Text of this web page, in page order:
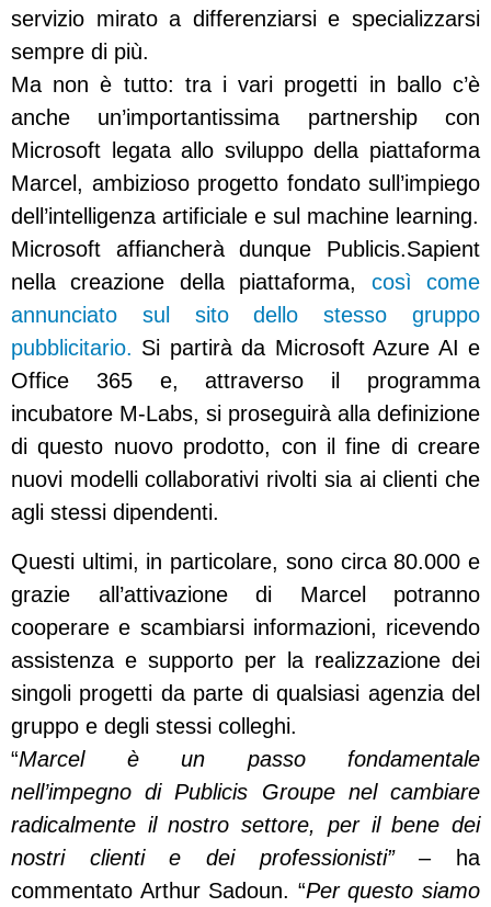
servizio mirato a differenziarsi e specializzarsi
sempre di più.
Ma non è tutto: tra i vari progetti in ballo c’è
anche un’importantissima partnership con
Microsoft legata allo sviluppo della piattaforma
Marcel, ambizioso progetto fondato sull’impiego
dell’intelligenza artificiale e sul machine learning.
Microsoft affiancherà dunque Publicis.Sapient
nella creazione della piattaforma, così come
annunciato sul sito dello stesso gruppo
pubblicitario. Si partirà da Microsoft Azure AI e
Office 365 e, attraverso il programma
incubatore M-Labs, si proseguirà alla definizione
di questo nuovo prodotto, con il fine di creare
nuovi modelli collaborativi rivolti sia ai clienti che
agli stessi dipendenti.
Questi ultimi, in particolare, sono circa 80.000 e
grazie all’attivazione di Marcel potranno
cooperare e scambiarsi informazioni, ricevendo
assistenza e supporto per la realizzazione dei
singoli progetti da parte di qualsiasi agenzia del
gruppo e degli stessi colleghi.
“Marcel è un passo fondamentale
nell’impegno di Publicis Groupe nel cambiare
radicalmente il nostro settore, per il bene dei
nostri clienti e dei professionisti”– ha
commentato Arthur Sadoun. “Per questo siamo